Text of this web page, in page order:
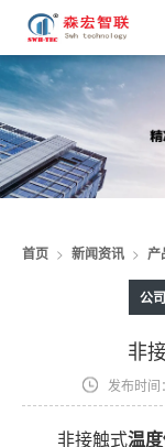
首页 > 新闻资讯 > 产
公
非
发布时
非接触式温